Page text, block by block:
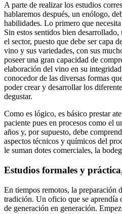
A parte de realizar los estudios
hablaremos después, un enólogo,
habilidades. Lo primero que
Sin estos sentidos bien
el sector, puesto que debe ser capa
vino y sus variedades, con sus
poseer una gran capacidad de
elaboración del vino en su
conocedor de las diversas formas
poder crear y desarrollar los
degustar.
Como es lógico, es básico prestar
paciente pues en procesos como el
años y, por supuesto, debe
aspectos técnicos y químicos del
le suman dotes comerciales, la
Estudios formales y
En tiempos remotos, la preparación
tradición. Un oficio que se aprendía
de generación en generación.